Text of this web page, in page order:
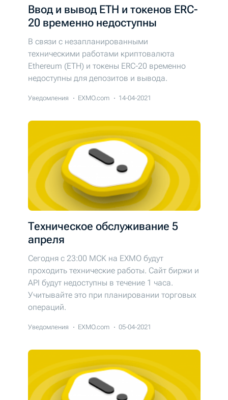
Ввод и вывод ETH и токенов ERC-
20 временно недоступны
В связи с незапланированными
техническими работами криптовалюта
Ethereum (ETH) и токены ERC-20 временно
недоступны для депозитов и вывода.
Уведомления EXMO.com 14-04-2021
Техническое обслуживание 5
апреля
Сегодня c 23:00 MCK на EXMO будут
проходить технические работы. Cайт биржи и
API будут недоступны в течение 1 часа.
Учитывайте это при планировании торговых
операций.
Уведомления EXMO.com 05-04-2021